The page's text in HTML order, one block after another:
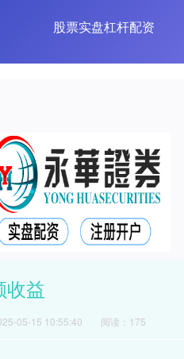
股票实盘杠杆配资
益
05-15 10:55:40 阅读：175